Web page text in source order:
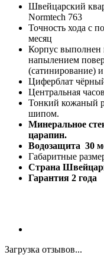
Швейцарский
Normtech 763
Точность хода с
месяц
Корпус выполнен
напылением
(сатинирование)
Циферблат
Центральная
Тонкий кожаный
шипом.
Минеральное
царапин.
Водозащита 30
Габаритные
Страна
Гарантия 2 года
Загрузка отзывов...